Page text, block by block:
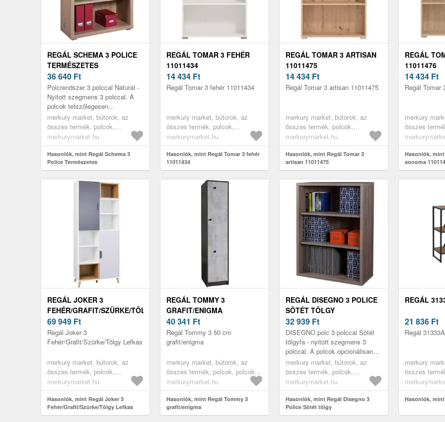
REGÁL SCHEMA 3 POLICE
TERMÉSZETES
36 640 Ft
Polcrendszer 3 polccal Natural -
Nyitott szegmens 3 polccal. A
polcok tetszőlegesen
kiegészíthetők ajtókkal
(3357475, 3357476), így számos
változat...
merkury market, bútorok, az
összes termék, polcok,
könyvespolcok, nyitott polcok,
gyerekszoba bútorok, könyves
polcok gyerekszobába
merkurymarket.hu
Hasonlók, mint Regál Schema 3
Police Természetes
REGÁL TOMAR 3 FEHÉR
11011434
14 434 Ft
Regál Tomar 3 fehér 11011434
merkury market, bútorok, az
összes termék, polcok,
könyvespolcok, nyitott polcok,
gyerekszoba bútorok, könyves
polcok gyerekszobába
merkurymarket.hu
Hasonlók, mint Regál Tomar 3 fehér
11011434
REGÁL TOMAR 3 ARTISAN
11011475
14 434 Ft
Regál Tomar 3 artisan 11011475
merkury market, bútorok, az
összes termék, polcok,
könyvespolcok, nyitott polcok,
gyerekszoba bútorok, könyves
polcok gyerekszobába
merkurymarket.hu
Hasonlók, mint Regál Tomar 3
artisan 11011475
REGÁL
11011476
14 434 Ft
Regál Tomar
merkury
összes
gyerekszoba
polcok
Hasonlók,
sonoma
REGÁL JOKER 3
FEHÉR/GRAFIT/SZÜRKE/TÖLGY
LEFKAS
69 949 Ft
Regál Joker 3
Fehér/Grafit/Szürke/Tölgy Lefkas
merkury market, bútorok, az
összes termék, polcok,
könyvespolcok, polcok játékok
bútorok, vitrines szekrények,
irodabútorok, irodai polcok,
merkurymarket.hu
Hasonlók, mint Regál Joker 3
Fehér/Grafit/Szürke/Tölgy Lefkas
REGÁL TOMMY 3
GRAFIT/ENIGMA
40 341 Ft
Regál Tommy 3 50 cm
grafit/enigma
merkury market, bútorok, az
összes termék, polcok, polcok
játékok részére, zárható polcok,
bútorok, könyves polcok
gyerekszobába, könyves polcok
merkurymarket.hu
Hasonlók, mint Regál Tommy 3
grafit/enigma
REGÁL DISEGNO 3 POLICE
SÖTÉT TÖLGY
32 939 Ft
DISEGNO polc 3 polccal Sötét
tölgyfa - nyitott szegmens 3
polccal. A polcok opcionálisan
ajtókkal egészíthetők ki
(3357487, 3357488), így számos
vá...
merkury market, bútorok, az
összes termék, polcok,
könyvespolcok, nyitott polcok,
gyerekszoba bútorok, könyves
polcok gyerekszobába
merkurymarket.hu
Hasonlók, mint Regál Disegno 3
Police Sötét tölgy
REGÁL
21 836 Ft
Regál
merkury
összes
szekrények,
Hasonlók, mint